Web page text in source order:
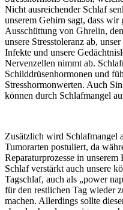
Nicht ausreichender Schlaf
unserem Gehirn sagt, dass wir
Ausschüttung von Ghrelin,
unsere Stresstoleranz ab,
Infekte und unsere
Nervenzellen nimmt ab.
Schilddrüsenhormonen und
Stresshormonwerten. Auch
können durch Schlafmangel
Zusätzlich wird Schlafmangel
Tumorarten postuliert, da
Reparaturprozesse in
Schlaf verstärkt auch unsere
Tagschlaf, auch als „power
für den restlichen Tag wieder
machen. Allerdings sollte